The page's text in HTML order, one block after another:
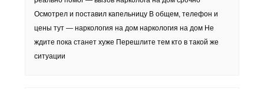
Осмотрел и поставил капельницу В общем, телефон и
цены тут — наркология на дом наркология на дом Не
ждите пока станет хуже Перешлите тем кто в такой же
ситуации